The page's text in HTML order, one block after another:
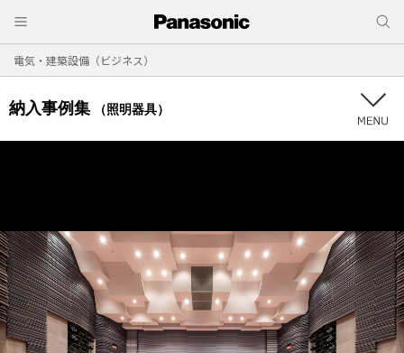
電気・建築設備（ビジネス）
納入事例集 （照明器具）